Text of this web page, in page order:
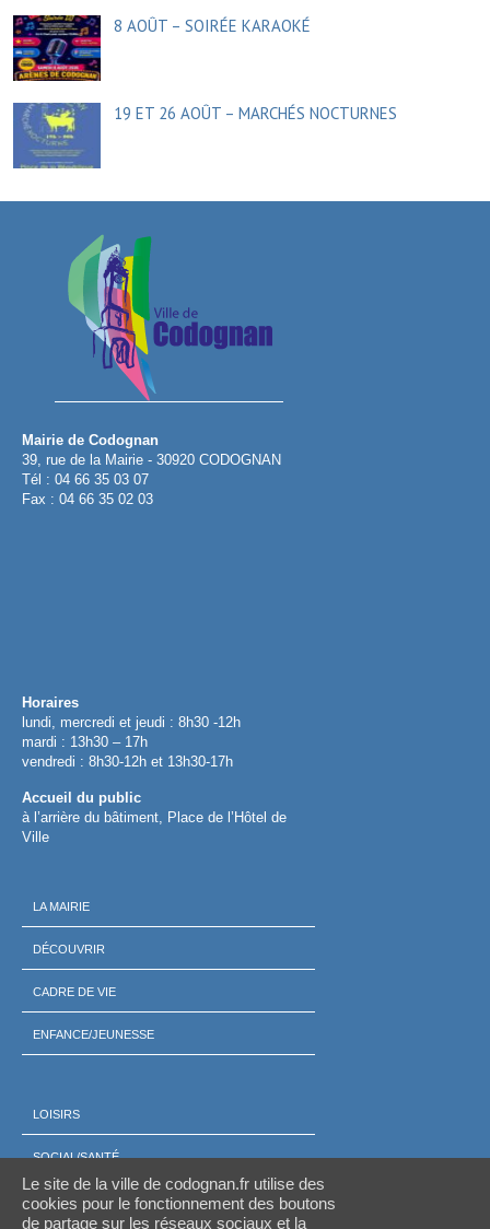
8 AOÛT – SOIRÉE KARAOKÉ
19 ET 26 AOÛT – MARCHÉS NOCTURNES
Mairie de Codognan
39, rue de la Mairie - 30920 CODOGNAN
Tél : 04 66 35 03 07
Fax : 04 66 35 02 03
Horaires
lundi, mercredi et jeudi : 8h30 -12h
mardi : 13h30 – 17h
vendredi : 8h30-12h et 13h30-17h
Accueil du public
à l’arrière du bâtiment, Place de l’Hôtel de
Ville
LA MAIRIE
DÉCOUVRIR
CADRE DE VIE
ENFANCE/JEUNESSE
LOISIRS
SOCIAL/SANTÉ
ÉCONOMIE
Le site de la ville de codognan.fr utilise des
cookies pour le fonctionnement des boutons
de partage sur les réseaux sociaux et la